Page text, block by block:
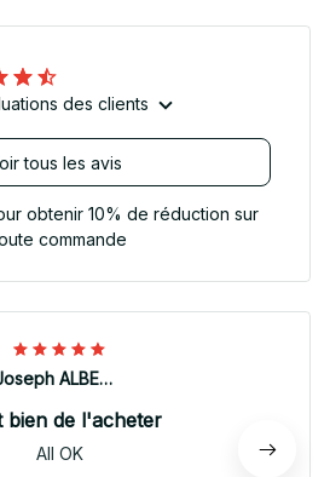
des clients
tous les avis
obtenir 10% de réduction sur
commande
Joseph ALBERTINI
bien de l'acheter
All OK